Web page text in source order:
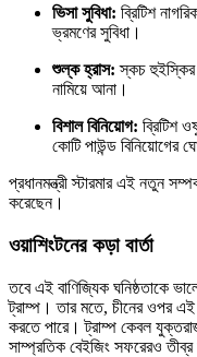
ভিসা সুবিধা: ব্রিটিশ
ভ্রমণের সুবিধা।
শুল্ক হ্রাস: স্কচ
নামিয়ে আনা।
বিশাল বিনিয়োগ: ব্রিটিশ
কোটি পাউন্ড বিনিয়োগের
প্রধানমন্ত্রী স্টারমার এই নতুন
করেছেন।
ওয়াশিংটনের কড়া বার্তা
তবে এই বাণিজ্যিক ঘনিষ্ঠতাকে
ট্রাম্প। তার মতে, চীনের ওপর এই
করতে পারে। ট্রাম্প কেবল
সাম্প্রতিক বেইজিং সফরেরও